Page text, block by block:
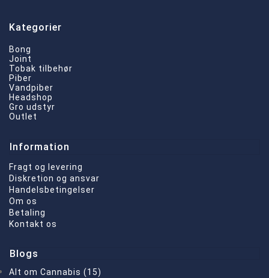
Kategorier
Bong
Joint
Tobak tilbehør
Piber
Vandpiber
Headshop
Gro udstyr
Outlet
Information
Fragt og levering
Diskretion og ansvar
Handelsbetingelser
Om os
Betaling
Kontakt os
Blogs
Alt om Cannabis (15)